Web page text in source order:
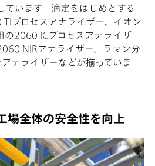
ています - 滴定をはじめとする
プロセスアナライザー、イオン
の2060 ICプロセスアナライザ
NIRアナライザー、ラマン分
ナライザーなどが揃っていま
場全体の安全性を向上